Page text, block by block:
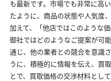
も最新です。市場でも非常に高
たように、商品の状態や人気度
加えて、「他店ではこのような
御社ではどのようなご提案が可
通じ、他の業者との競合を意識
うに、積極的に情報を伝え、買
とで、買取価格の交渉材料とし